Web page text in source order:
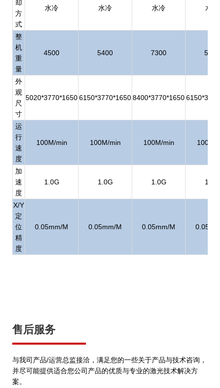
却
方
式
水冷 水冷 水冷 水冷
整
机
重
量
4500 5400 7300 5700
外
观
尺
寸
5020*3770*16506150*3770*16508400*3770*1650
运
行
速
度
100M/min 100M/min 100M/min 100M/
加
速
度
1.0G 1.0G 1.0G 1.0G
X/Y
定
位
精
度
0.05mm/M 0.05mm/M 0.05mm/M
售后服务
与我司产品/运营总监接洽，满足您的一些关于产品与技术咨询，
并尽可能提供适合您公司产品的优质与专业的激光技术解决方
案。